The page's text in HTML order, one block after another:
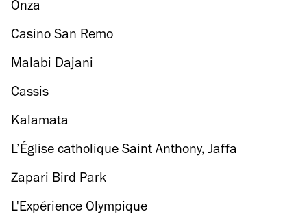
Onza
Casino San Remo
Malabi Dajani
Cassis
Kalamata
L’Église catholique Saint Anthony, Jaffa
Zapari Bird Park
L'Expérience Olympique